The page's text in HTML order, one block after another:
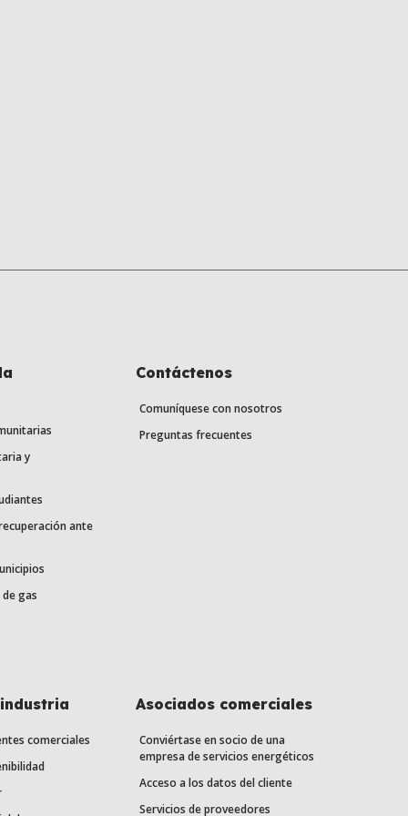
y
ante
gas
Contáctenos
Comuníquese con nosotros
Preguntas frecuentes
comerciales
Asociados comerciales
Conviértase en socio de una
empresa de servicios energéticos
Acceso a los datos del cliente
Servicios de proveedores